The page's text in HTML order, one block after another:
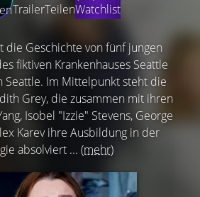
TrailerTeilenWatchlist
die Geschichte von fünf jungen
fiktiven Krankenhauses Seattle
Seattle. Im Mittelpunkt steht die
Grey, die zusammen mit ihren
Isobel "Izzie" Stevens, George
Karev ihre Ausbildung in der
absolviert ... (mehr)